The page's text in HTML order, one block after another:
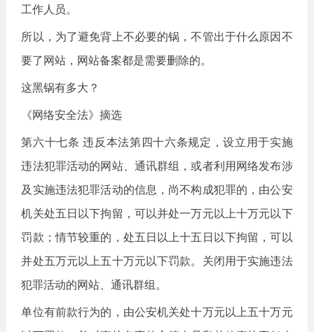
工作人员。
所以，为了避免背上不必要的锅，不管出于什么原因不
要了网站，网站备案都是需要删除的。
这黑锅有多大？
《网络安全法》摘选
第六十七条 违反本法第四十六条规定，设立用于实施
违法犯罪活动的网站、通讯群组，或者利用网络发布涉
及实施违法犯罪活动的信息，尚不构成犯罪的，由公安
机关处五日以下拘留，可以并处一万元以上十万元以下
罚款；情节较重的，处五日以上十五日以下拘留，可以
并处五万元以上五十万元以下罚款。关闭用于实施违法
犯罪活动的网站、通讯群组。
单位有前款行为的，由公安机关处十万元以上五十万元